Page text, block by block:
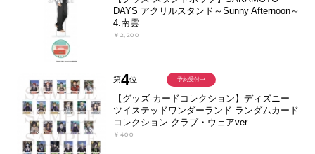
DAYS アクリルスタンド～Sunny Afternoon～
4.南雲
￥2,200
第4位
【グッズ-カードコレクション】ディズニー
ツイステッドワンダーランド ランダムカード
コレクション クラブ・ウェアver.
￥400
予約受付中